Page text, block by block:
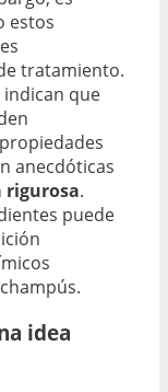
estos
tratamiento.
que
anecdóticas
rigurosa.
puede
idea